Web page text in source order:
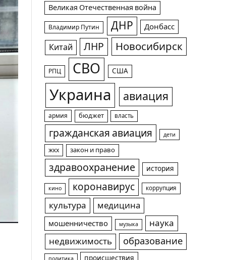
Великая Отечественная война
Владимир Путин ДНР Донбасс
Китай ЛНР Новосибирск
РПЦ СВО США
Украина авиация
армия бюджет власть
гражданская авиация дети
жкх закон и право
здравоохранение история
кино коронавирус коррупция
культура медицина
мошенничество музыка
наука
недвижимость
образование
политика происшествия